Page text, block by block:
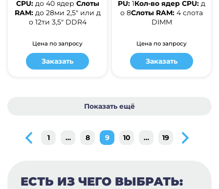
CPU: до 40 ядер Слоты
RAM: до 28ми 2,5" или д
о 12ти 3,5" DDR4
Цена по запросу
Заказать
PU: 1Кол-во ядер CPU: д
о 8Слоты RAM: 4 слота
DIMM
Цена по запросу
Заказать
Показать ещё
1 … 8 9 10 … 19
ЕСТЬ ИЗ ЧЕГО ВЫБРАТЬ: